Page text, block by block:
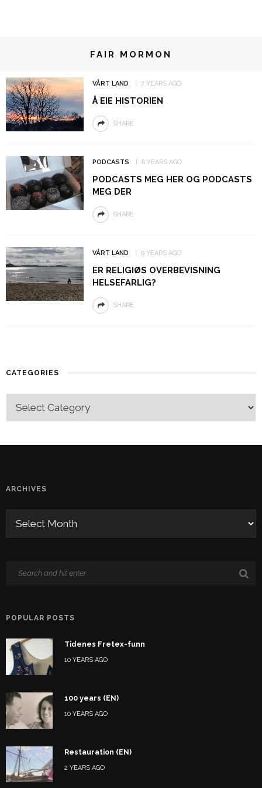
FAIR MORMON
VÅRT LAND 7 YEARS AGO
Å EIE HISTORIEN
SHARE
PODCASTS 8 YEARS AGO
PODCASTS MEG HER OG PODCASTS
MEG DER
SHARE
VÅRT LAND 9 YEARS AGO
ER RELIGIØS OVERBEVISNING
HELSEFARLIG?
SHARE
CATEGORIES
ARCHIVES
POPULAR POSTS
Tidenes Fretex-funn
10 YEARS AGO
100 years (EN)
10 YEARS AGO
Restauration (EN)
2 YEARS AGO